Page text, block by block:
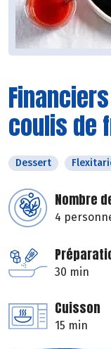
coulis de
Dessert
Nombre
4
30 min
Cuisson
15 min